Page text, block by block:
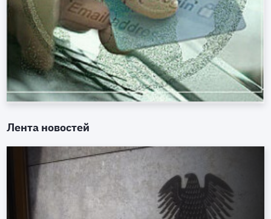
Лента новостей